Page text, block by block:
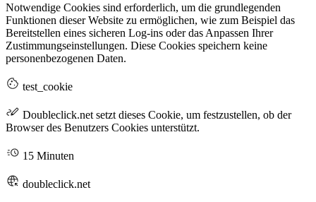
Notwendige Cookies sind erforderlich, um die grundlegenden
Funktionen dieser Website zu ermöglichen, wie zum Beispiel das
Bereitstellen eines sicheren Log-ins oder das Anpassen Ihrer
Zustimmungseinstellungen. Diese Cookies speichern keine
personenbezogenen Daten.
test_cookie
Doubleclick.net setzt dieses Cookie, um festzustellen, ob der
Browser des Benutzers Cookies unterstützt.
15 Minuten
doubleclick.net